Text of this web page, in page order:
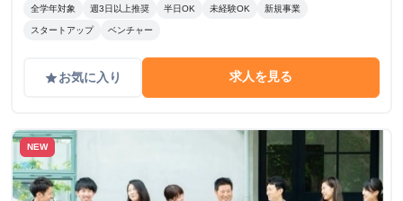
全学年対象 週3日以上推奨 半日OK 未経験OK 新規事業
スタートアップ ベンチャー
gradeお気に入り 求人を見る
NEW